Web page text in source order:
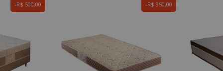
R$ 500,00 R$ 350,00